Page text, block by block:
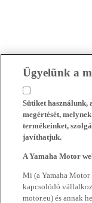
Ügyelünk a
Sütiket
megértését,
termékeinket,
javíthatjuk.
A Yamaha Motor
Mi (a Yamaha Motor
kapcsolódó
motor.eu) és annak